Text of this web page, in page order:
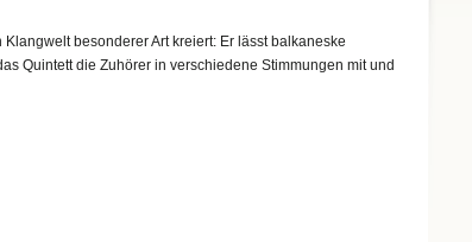
besonderer Art kreiert: Er lässt balkaneske
Quintett die Zuhörer in verschiedene Stimmungen mit und